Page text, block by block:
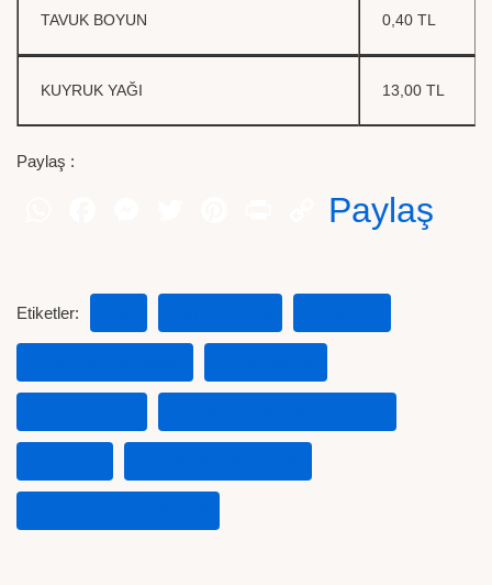
TAVUK BOYUN 0,40 TL
KUYRUK YAĞI 13,00 TL
Paylaş :
Paylaş
Etiketler: